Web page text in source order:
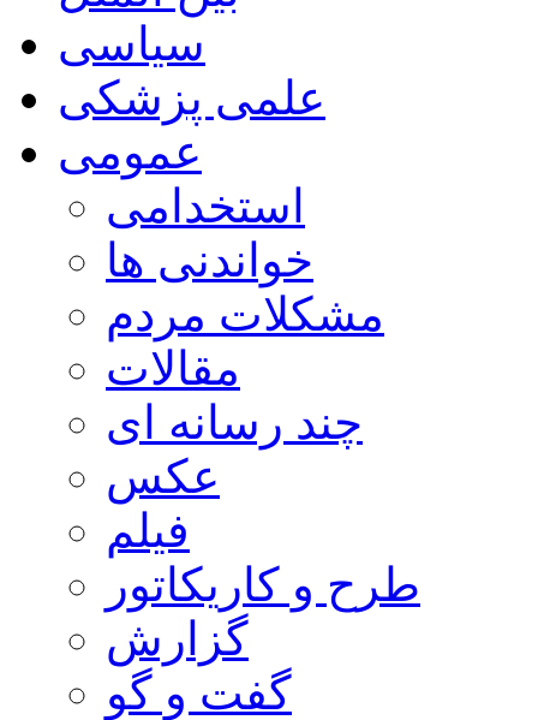
سیاسی
علمی پزشکی
عمومی
استخدامی
خواندنی ها
مشکلات مردم
مقالات
چند رسانه ای
عکس
فیلم
طرح و کاریکاتور
گزارش
گفت و گو